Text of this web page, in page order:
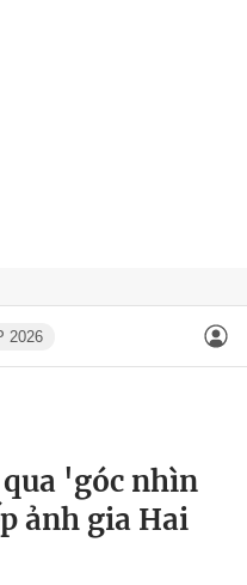
2026
qua 'góc nhìn
ảnh gia Hai